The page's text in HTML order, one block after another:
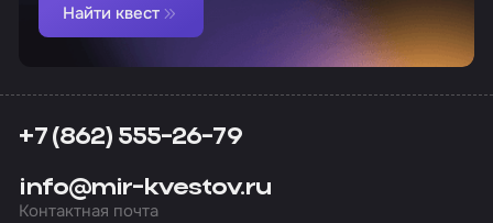
Найти квест
+7 (862) 555-26-79
info@mir-kvestov.ru
Контактная почта